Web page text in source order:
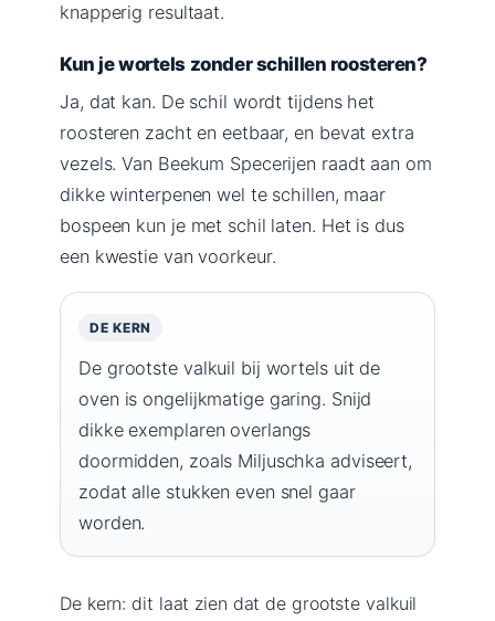
knapperig resultaat.
Kun je wortels zonder schillen roosteren?
Ja, dat kan. De schil wordt tijdens het
roosteren zacht en eetbaar, en bevat extra
vezels. Van Beekum Specerijen raadt aan om
dikke winterpenen wel te schillen, maar
bospeen kun je met schil laten. Het is dus
een kwestie van voorkeur.
DE KERN
De grootste valkuil bij wortels uit de
oven is ongelijkmatige garing. Snijd
dikke exemplaren overlangs
doormidden, zoals Miljuschka adviseert,
zodat alle stukken even snel gaar
worden.
De kern: dit laat zien dat de grootste valkuil